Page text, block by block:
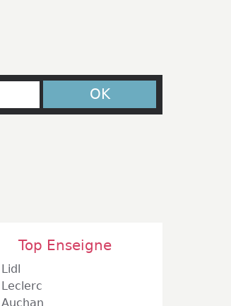
OK
Top Enseigne
Lidl
Leclerc
Auchan